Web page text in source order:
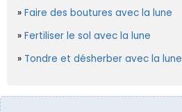
Faire des boutures avec la lune
Fertiliser le sol avec la lune
Tondre et désherber avec la lune